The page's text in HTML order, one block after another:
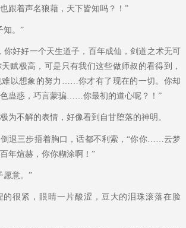
跟着声名狼藉，天下皆知吗？！”
知。”
你好好一个天生道子，百年成仙，剑道之术无可
赋极高，可是只有我们这些做师叔的看得到，
难以想象的努力……你才有了现在的一切。你却
蛊惑，巧言蒙骗……你最初的道心呢？！”
为不解的表情，好像看到自甘堕落的神明。
退三步捂着胸口，话都不利索，“你你……云梦
年煊赫，你你糊涂啊！”
愿意。”
的很紧，眼睛一片酸涩，豆大的泪珠滚落在脸